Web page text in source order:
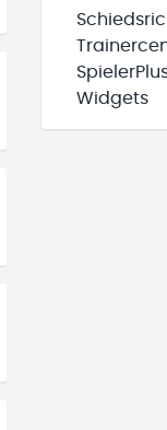
Widgets